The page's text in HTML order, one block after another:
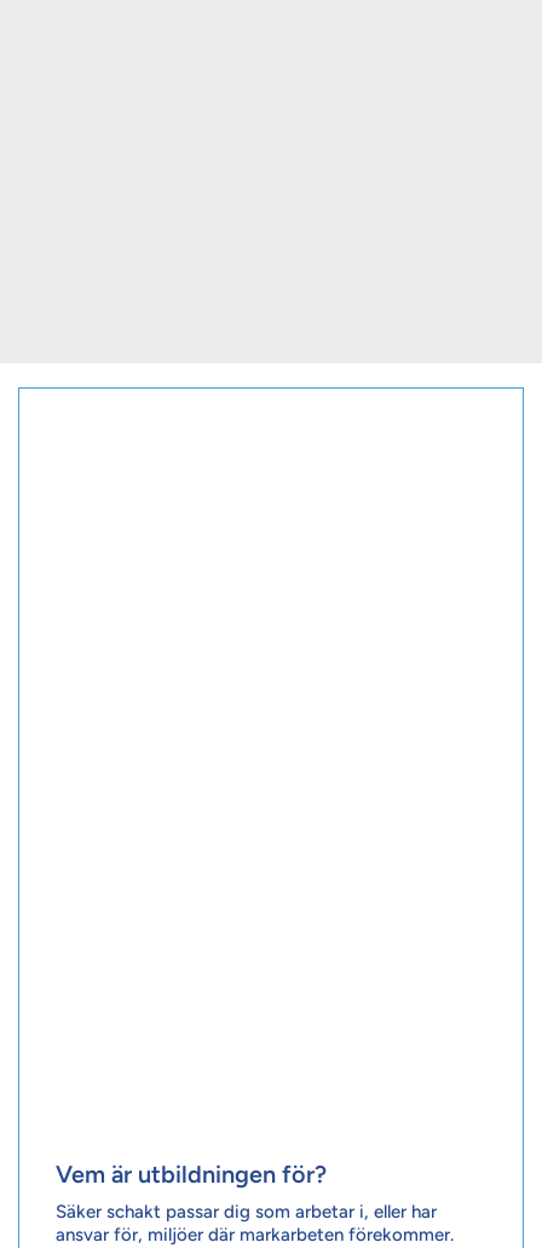
Vem är utbildningen för?
Säker schakt passar dig som arbetar i, eller har
ansvar för, miljöer där markarbeten förekommer.